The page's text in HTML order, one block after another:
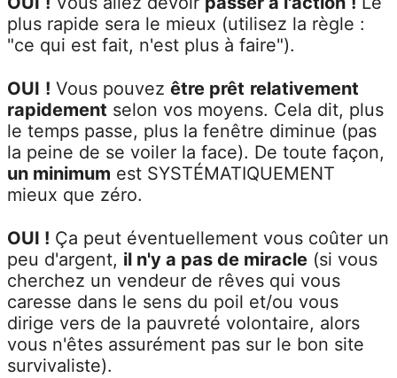
plus rapide sera le mieux (utilisez la règle :
"ce qui est fait, n'est plus à faire").
OUI ! Vous pouvez être prêt relativement
rapidement selon vos moyens. Cela dit, plus
le temps passe, plus la fenêtre diminue (pas
la peine de se voiler la face). De toute façon,
un minimum est SYSTÉMATIQUEMENT
mieux que zéro.
OUI ! Ça peut éventuellement vous coûter un
peu d'argent, il n'y a pas de miracle (si vous
cherchez un vendeur de rêves qui vous
caresse dans le sens du poil et/ou vous
dirige vers de la pauvreté volontaire, alors
vous n'êtes assurément pas sur le bon site
survivaliste).